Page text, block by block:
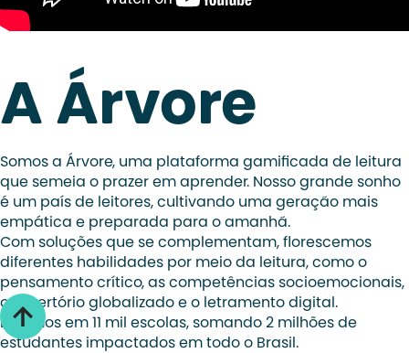
A Árvore
Somos a Árvore, uma plataforma gamificada de leitura
que semeia o prazer em aprender. Nosso grande sonho
é um país de leitores, cultivando uma geração mais
empática e preparada para o amanhã.
Com soluções que se complementam, florescemos
diferentes habilidades por meio da leitura, como o
pensamento crítico, as competências socioemocionais,
o repertório globalizado e o letramento digital.
Estamos em 11 mil escolas, somando 2 milhões de
estudantes impactados em todo o Brasil.